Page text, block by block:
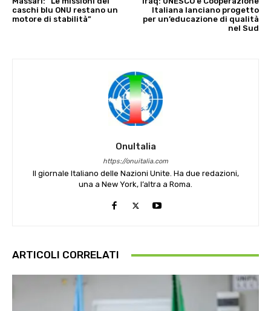
caschi blu ONU restano un
motore di stabilità”
Italiana lanciano progetto
per un’educazione di qualità
nel Sud
OnuItalia
https://onuitalia.com
Il giornale Italiano delle Nazioni Unite. Ha due redazioni,
una a New York, l’altra a Roma.
ARTICOLI CORRELATI